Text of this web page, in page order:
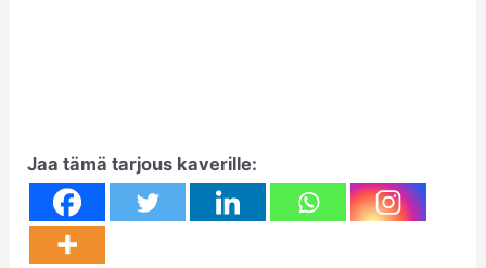
Jaa tämä tarjous kaverille: